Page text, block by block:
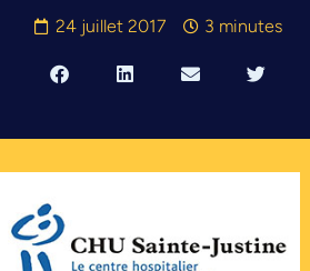
24 juillet 2017 3 minutes